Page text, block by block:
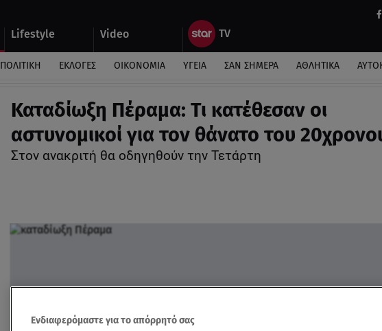
Lifestyle Video
ΠΟΛΙΤΙΚΗ ΕΚΛΟΓΕΣ ΟΙΚΟΝΟΜΙΑ ΥΓΕΙΑ ΣΑΝ ΣΗΜΕΡΑ ΑΘΛΗΤΙΚΑ
Καταδίωξη Πέραμα: Τι κατέθεσαν οι
αστυνομικοί για τον θάνατο του
Στον ανακριτή θα οδηγηθούν την Τετάρτη
Ενδιαφερόμαστε για το απόρρητό σας